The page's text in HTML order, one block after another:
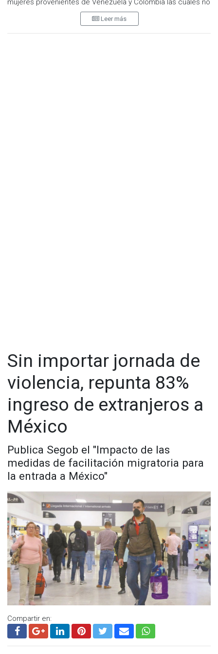
mujeres provenientes de Venezuela y Colombia las cuales no
pudieron comprobar su estadía en el país.
Leer más
Sin importar jornada de
violencia, repunta 83%
ingreso de extranjeros a
México
Publica Segob el "Impacto de las
medidas de facilitación migratoria para
la entrada a México"
Compartir en: